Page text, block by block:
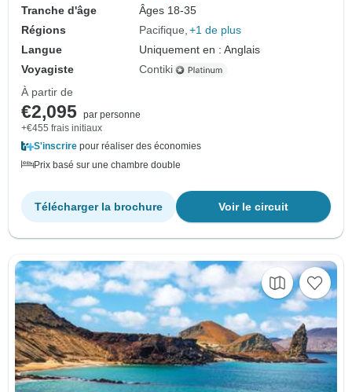
Tranche d'âge
Âges 18-35
Régions
Pacifique +1 de plus
Langue
Uniquement en : Anglais
Voyagiste
Contiki
À partir de
€2,095 par personne
+€455 frais initiaux
S'inscrire pour réaliser des économies
Prix basé sur une chambre double
Voir le circuit
Télécharger la brochure